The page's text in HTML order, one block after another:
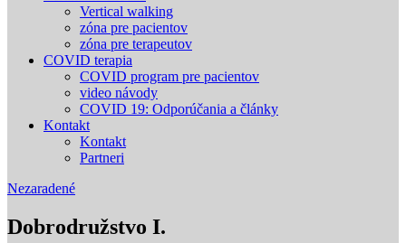
Vertical walking
zóna pre pacientov
zóna pre terapeutov
COVID terapia
COVID program pre pacientov
video návody
COVID 19: Odporúčania a články
Kontakt
Kontakt
Partneri
Nezaradené
Dobrodružstvo I.